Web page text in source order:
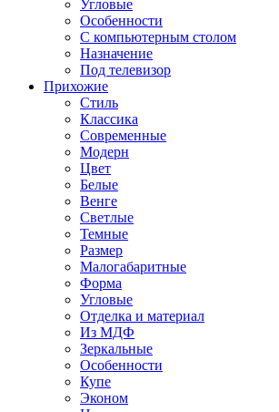
Угловые
Особенности
С компьютерным столом
Назначение
Под телевизор
Прихожие
Стиль
Классика
Современные
Модерн
Цвет
Белые
Венге
Светлые
Темные
Размер
Малогабаритные
Форма
Угловые
Отделка и материал
Из МДФ
Зеркальные
Особенности
Купе
Эконом